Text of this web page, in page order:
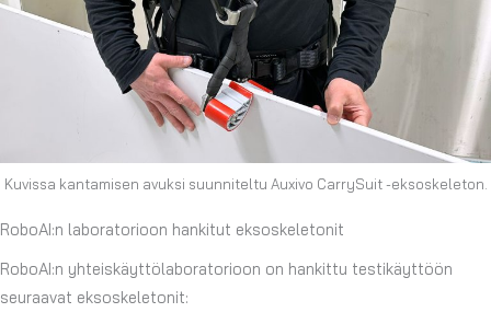
Kuvissa kantamisen avuksi suunniteltu Auxivo CarrySuit -eksoskeleton.
RoboAI:n laboratorioon hankitut eksoskeletonit
RoboAI:n yhteiskäyttölaboratorioon on hankittu testikäyttöön
seuraavat eksoskeletonit: